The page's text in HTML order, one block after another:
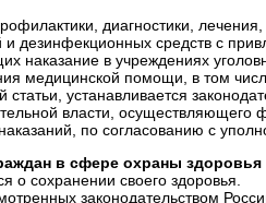
диагностики,
дезинфекционных средств с
наказание в учреждениях
медицинской помощи, в том
статьи, устанавливается
власти, осуществляющего
по согласованию с
в сфере охраны здоровья
о сохранении своего здоровья.
законодательством